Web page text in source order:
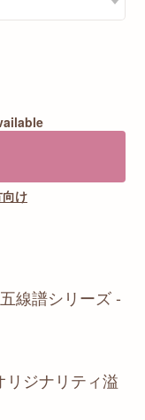
け
線譜シリーズ -
ジナリティ溢